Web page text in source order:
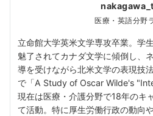
医療・英語分野
立命館大学英米文学専攻卒業。学
魅了されてカナダ文学に傾倒し、
導を受けながら北米文学の表現技
で「A Study of Oscar Wilde's
現在は医療・介護分野で18年のキ
て活動。特に厚生労働行政の動向